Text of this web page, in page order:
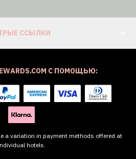
ССЫЛКИ
С ПОМОЩЬЮ:
a variation in payment methods offered at
hotels.